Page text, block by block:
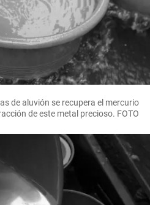
de aluvión se recupera el mercurio
de este metal precioso. FOTO